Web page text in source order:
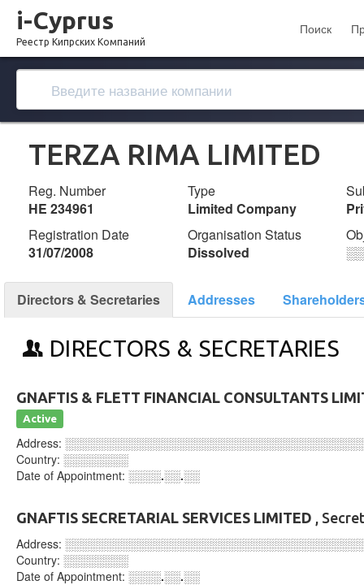
i-Cyprus
Реестр Кипрских Компаний
Поиск
TERZA RIMA LIMITED
Reg. Number
ΗΕ 234961
Type
Limited Company
Registration Date
31/07/2008
Organisation Status
Dissolved
Directors & Secretaries Addresses
DIRECTORS & SECRETARIES
GNAFTIS & FLETT FINANCIAL CONSULTANTS
Active
Address:
Country: ░░░░░░░░
Date of Appointment: ░░░░.░░.░░
GNAFTIS SECRETARIAL SERVICES LIMITED ,
Address:
Country: ░░░░░░░░
Date of Appointment: ░░░░.░░.░░